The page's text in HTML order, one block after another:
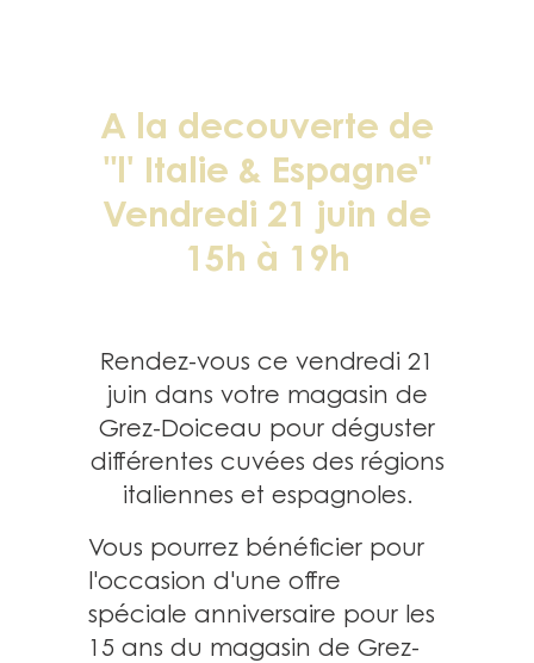
A la decouverte de
"l' Italie & Espagne"
Vendredi 21 juin de
15h à 19h
Rendez-vous ce vendredi 21
juin dans votre magasin de
Grez-Doiceau pour déguster
différentes cuvées des régions
italiennes et espagnoles.
Vous pourrez bénéficier pour
l'occasion d'une offre
spéciale anniversaire pour les
15 ans du magasin de Grez-